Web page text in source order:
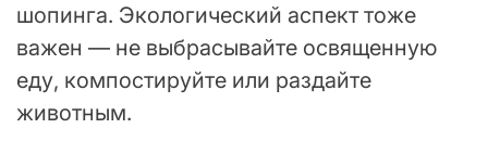
шопинга. Экологический аспект тоже
важен — не выбрасывайте освященную
еду, компостируйте или раздайте
животным.